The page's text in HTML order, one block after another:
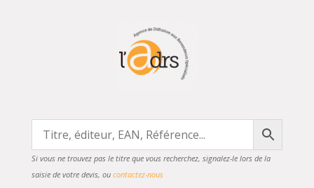
Si vous ne trouvez pas le titre que vous recherchez, signalez-le lors de la
saisie de votre devis, ou contactez-nous